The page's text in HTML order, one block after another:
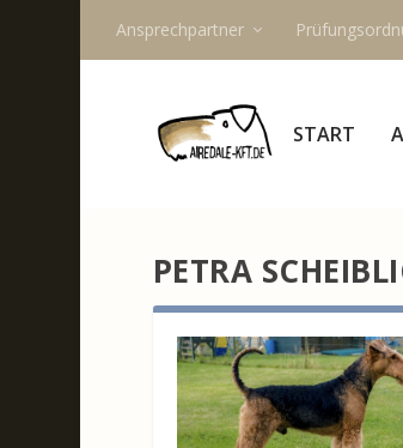
Ansprechpartner
START
PETRA